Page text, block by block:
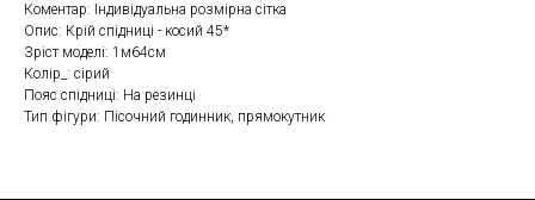
Коментар: Індивідуальна розмірна сітка
Опис: Крій спідниці - косий 45*
Зріст моделі: 1м64см
Колір_: сірий
Пояс спідниці: На резинці
Тип фігури: Пісочний годинник, прямокутник